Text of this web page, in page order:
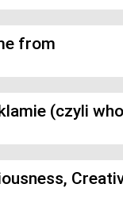
from
(czyli